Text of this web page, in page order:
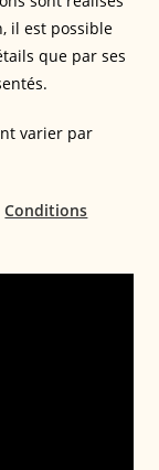
il est possible
que par ses
varier par
Conditions